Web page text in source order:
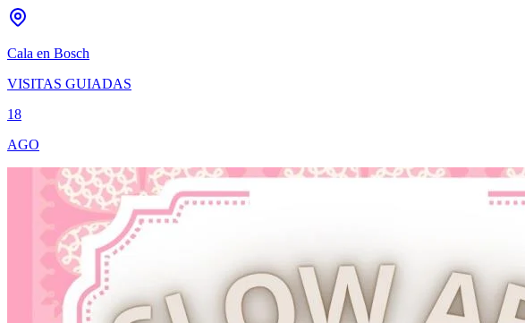
Cala en Bosch
VISITAS GUIADAS
18
AGO